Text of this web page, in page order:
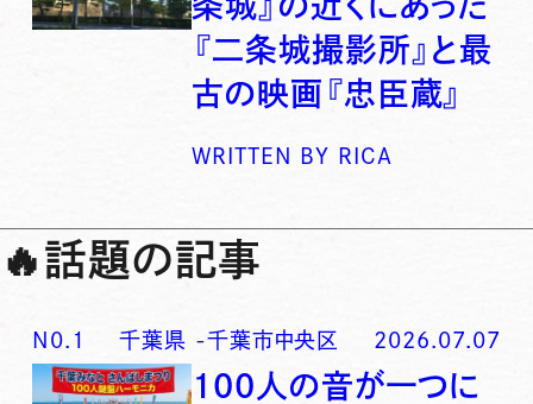
『二条城撮影所』と最
古の映画『忠臣蔵』
WRITTEN BY RICA
🔥話題の記事
N0. 1 千葉県 -千葉市中央区 2026.07.07
100人の音が一つに